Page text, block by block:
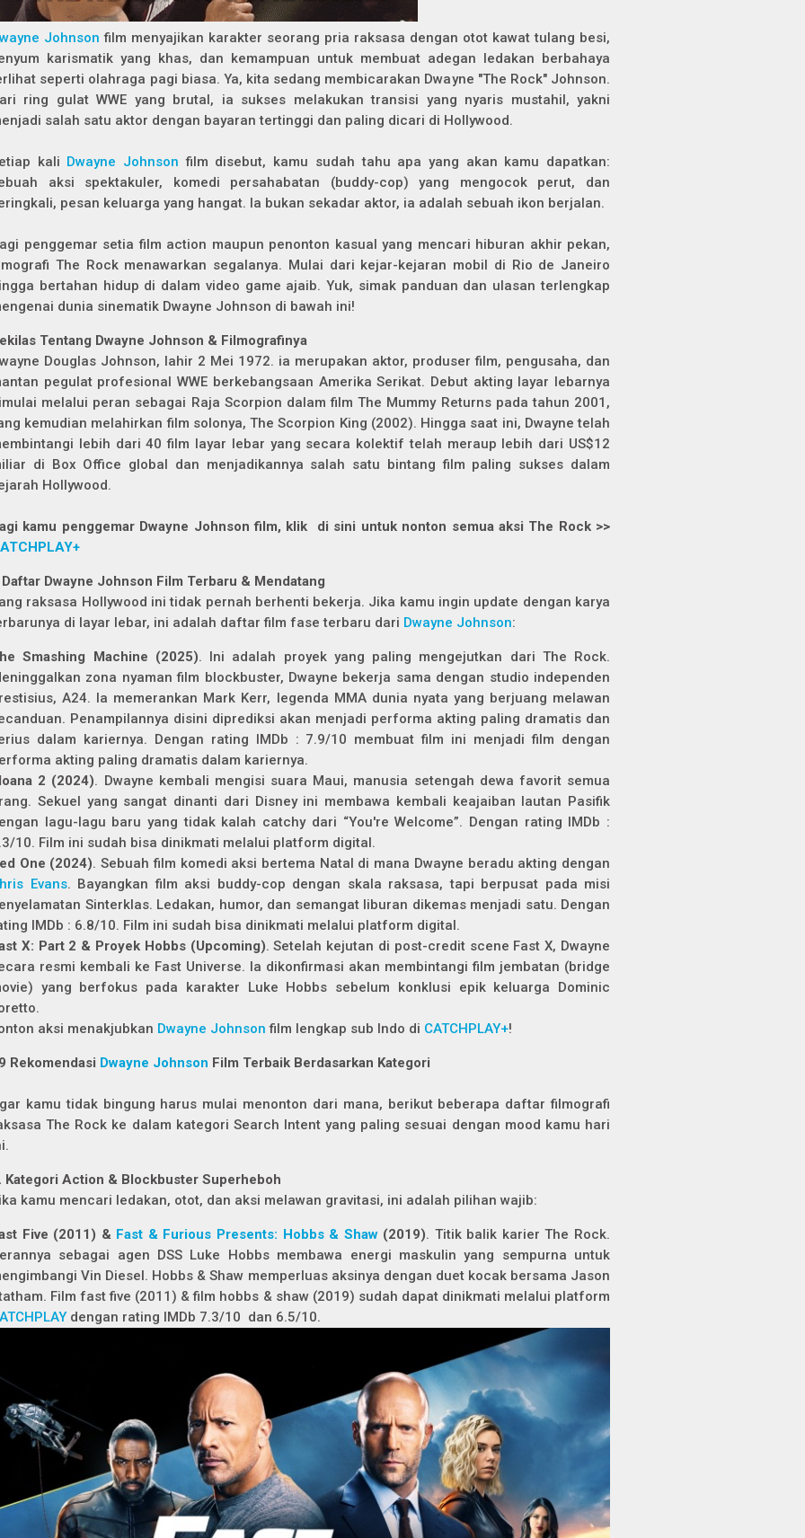
Johnson film menyajikan karakter seorang pria raksasa dengan otot kawat tulang besi,
karismatik yang khas, dan kemampuan untuk membuat adegan ledakan berbahaya
seperti olahraga pagi biasa. Ya, kita sedang membicarakan Dwayne "The Rock" Johnson.
ring gulat WWE yang brutal, ia sukses melakukan transisi yang nyaris mustahil, yakni
salah satu aktor dengan bayaran tertinggi dan paling dicari di Hollywood.
kali Dwayne Johnson film disebut, kamu sudah tahu apa yang akan kamu dapatkan:
aksi spektakuler, komedi persahabatan (buddy-cop) yang mengocok perut, dan
pesan keluarga yang hangat. Ia bukan sekadar aktor, ia adalah sebuah ikon berjalan.
penggemar setia film action maupun penonton kasual yang mencari hiburan akhir pekan,
The Rock menawarkan segalanya. Mulai dari kejar-kejaran mobil di Rio de Janeiro
bertahan hidup di dalam video game ajaib. Yuk, simak panduan dan ulasan terlengkap
dunia sinematik Dwayne Johnson di bawah ini!
Tentang Dwayne Johnson & Filmografinya
Douglas Johnson, lahir 2 Mei 1972. ia merupakan aktor, produser film, pengusaha, dan
pegulat profesional WWE berkebangsaan Amerika Serikat. Debut akting layar lebarnya
melalui peran sebagai Raja Scorpion dalam film The Mummy Returns pada tahun 2001,
kemudian melahirkan film solonya, The Scorpion King (2002). Hingga saat ini, Dwayne telah
lebih dari 40 film layar lebar yang secara kolektif telah meraup lebih dari US$12
di Box Office global dan menjadikannya salah satu bintang film paling sukses dalam
Hollywood.
kamu penggemar Dwayne Johnson film, klik di sini untuk nonton semua aksi The Rock >>
Dwayne Johnson Film Terbaru & Mendatang
raksasa Hollywood ini tidak pernah berhenti bekerja. Jika kamu ingin update dengan karya
di layar lebar, ini adalah daftar film fase terbaru dari Dwayne Johnson:
Smashing Machine (2025). Ini adalah proyek yang paling mengejutkan dari The Rock.
zona nyaman film blockbuster, Dwayne bekerja sama dengan studio independen
A24. Ia memerankan Mark Kerr, legenda MMA dunia nyata yang berjuang melawan
Penampilannya disini diprediksi akan menjadi performa akting paling dramatis dan
dalam kariernya. Dengan rating IMDb : 7.9/10 membuat film ini menjadi film dengan
akting paling dramatis dalam kariernya.
2 (2024). Dwayne kembali mengisi suara Maui, manusia setengah dewa favorit semua
Sekuel yang sangat dinanti dari Disney ini membawa kembali keajaiban lautan Pasifik
lagu-lagu baru yang tidak kalah catchy dari “You're Welcome”. Dengan rating IMDb :
10. Film ini sudah bisa dinikmati melalui platform digital.
One (2024). Sebuah film komedi aksi bertema Natal di mana Dwayne beradu akting dengan
Evans. Bayangkan film aksi buddy-cop dengan skala raksasa, tapi berpusat pada misi
Sinterklas. Ledakan, humor, dan semangat liburan dikemas menjadi satu. Dengan
IMDb : 6.8/10. Film ini sudah bisa dinikmati melalui platform digital.
X: Part 2 & Proyek Hobbs (Upcoming). Setelah kejutan di post-credit scene Fast X, Dwayne
resmi kembali ke Fast Universe. Ia dikonfirmasi akan membintangi film jembatan (bridge
yang berfokus pada karakter Luke Hobbs sebelum konklusi epik keluarga Dominic
aksi menakjubkan Dwayne Johnson film lengkap sub Indo di CATCHPLAY+!
Rekomendasi Dwayne Johnson Film Terbaik Berdasarkan Kategori
kamu tidak bingung harus mulai menonton dari mana, berikut beberapa daftar filmografi
The Rock ke dalam kategori Search Intent yang paling sesuai dengan mood kamu hari
Kategori Action & Blockbuster Superheboh
kamu mencari ledakan, otot, dan aksi melawan gravitasi, ini adalah pilihan wajib:
Five (2011) & Fast & Furious Presents: Hobbs & Shaw(2019). Titik balik karier The Rock.
sebagai agen DSS Luke Hobbs membawa energi maskulin yang sempurna untuk
Vin Diesel. Hobbs & Shaw memperluas aksinya dengan duet kocak bersama Jason
Film fast five (2011) & film hobbs & shaw (2019) sudah dapat dinikmati melalui platform
dengan rating IMDb 7.3/10 dan 6.5/10.